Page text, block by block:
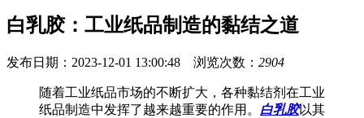
白乳胶：工业纸品制造的黏结之道
发布日期：2023-12-01 13:00:48 浏览次数： 2904
随着工业纸品市场的不断扩大，各种黏结剂在工业
纸品制造中发挥了越来越重要的作用。 白乳胶以其